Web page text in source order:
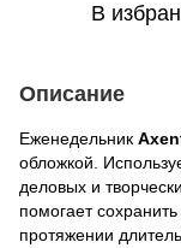
В
Описание
Еженедельник
обложкой.
деловых и
помогает
протяжении